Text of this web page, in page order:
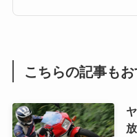
こちらの記事も